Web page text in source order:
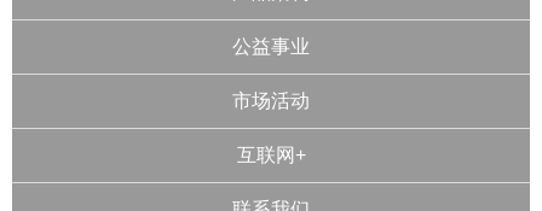
公益事业
市场活动
互联网+